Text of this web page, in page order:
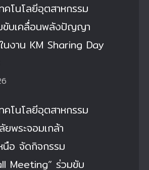
คโนโลยีอุตสาหกรรม
ขับเคลื่อนพลังปัญญา
นงาน KM Sharing Day
คโนโลยีอุตสาหกรรม
ยพระจอมเกล้า
นือ จัดกิจกรรม
Meeting” ร่วมขับ